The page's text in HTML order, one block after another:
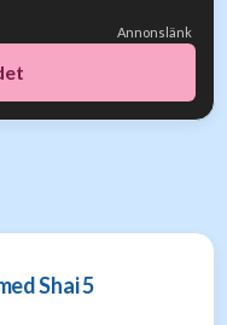
Annonslänk
Shai 5